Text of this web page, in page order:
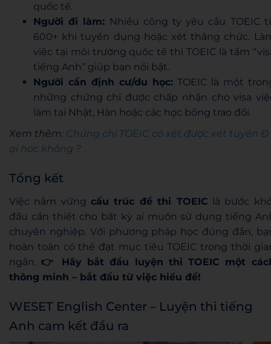
quốc tế.
Người đi làm: Nhiều công ty yêu cầu TOEIC
600+ khi tuyển dụng hoặc xét thăng chức.
việc tại môi trường quốc tế thì TOEIC là tấm
tiếng Anh” giúp bạn nổi bật.
Người cần định cư/du học:TOEIC là một
những chứng chỉ được chấp nhận cho visa
làm tại Nhật, Hàn hoặc các học bổng trao đổi.
Xem thêm: Chứng chỉ TOEIC có xét được xét tuyển Đ
ại học không ?
Tổng kết
Việc nắm vững cấu trúc đề thi TOEIC là bước
đầu cần thiết cho bất kỳ ai muốn sử dụng tiếng
chuyên nghiệp. Với phương pháp học đúng đắn,
hoàn toàn có thể đạt mục tiêu TOEIC trong thời
ngắn. 👉 Hãy bắt đầu luyện thi TOEIC một
thông minh – bắt đầu từ việc hiểu đề!
WESET English Center – Luyện thi tiếng
Anh cam kết đầu ra